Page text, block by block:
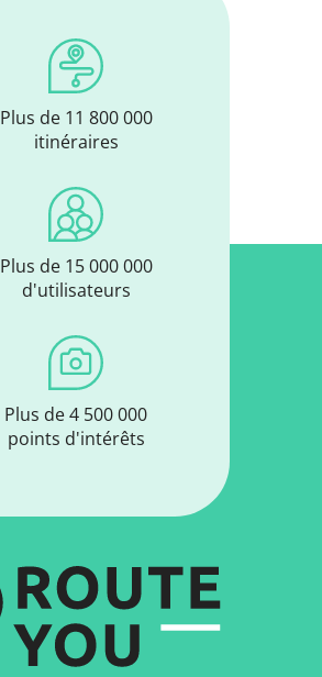
Plus de 11 800 000
itinéraires
Plus de 15 000 000
d'utilisateurs
Plus de 4 500 000
points d'intérêts